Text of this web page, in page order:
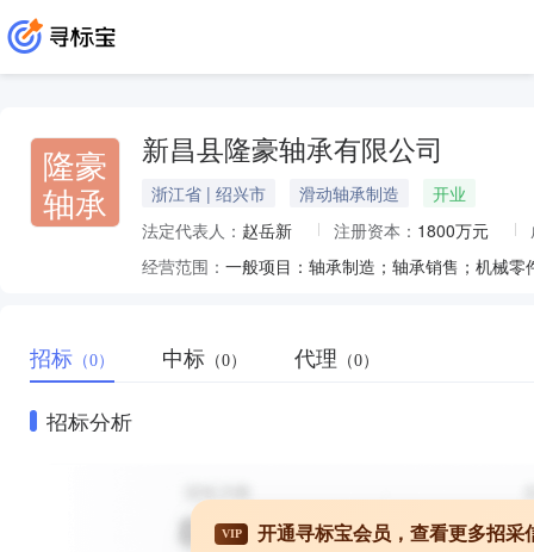
隆豪
轴承
新昌县隆豪轴承有限公司
浙江省 | 绍兴市 滑动轴承制造
开业
法定代表人： 赵岳新 注册资本： 1800万元
经营范围：
招标 （0） 中标 （0） 代理 （0）
招标分析
VIP 开通寻标宝会员，查看更多招采